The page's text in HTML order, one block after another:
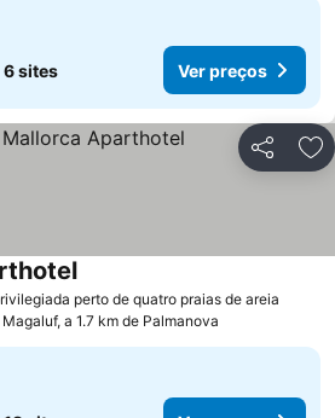
6 sites Ver preços
Partilhar
perto de quatro praias de areia
Magaluf, a 1.7 km de Palmanova